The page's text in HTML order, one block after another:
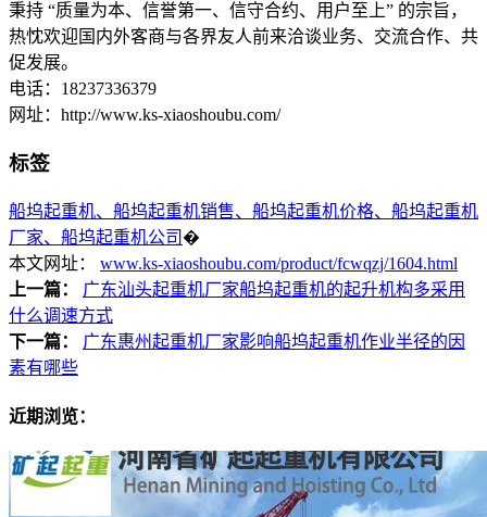
秉持 “质量为本、信誉第一、信守合约、用户至上” 的宗旨，
热忱欢迎国内外客商与各界友人前来洽谈业务、交流合作、共
促发展。
电话：18237336379
网址：http://www.ks-xiaoshoubu.com/
标签
船坞起重机、船坞起重机销售、船坞起重机价格、船坞起重机
厂家、船坞起重机公司 �
本文网址： www.ks-xiaoshoubu.com/product/fcwqzj/1604.html
上一篇：
广东汕头起重机厂家船坞起重机的起升机构多采用
什么调速方式
下一篇：
广东惠州起重机厂家影响船坞起重机作业半径的因
素有哪些
近期浏览：